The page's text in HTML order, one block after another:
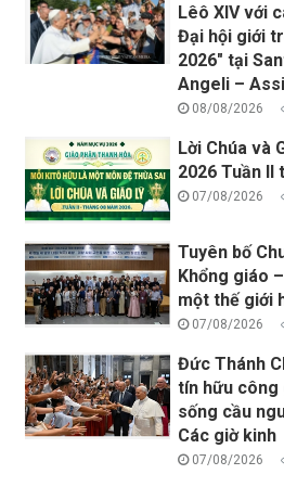
Lêô XIV với
Đại hội giới
2026" tại
Angeli –
08/08/2026
Lời Chúa và
2026 Tuần II
07/08/2026
Tuyên bố
Khổng giáo
một thế giới
07/08/2026
Đức Thánh
tín hữu công
sống cầu
Các giờ kinh
07/08/2026